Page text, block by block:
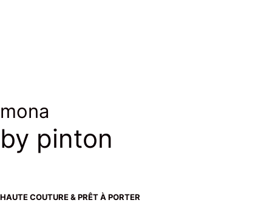
mona
by pinton
HAUTE COUTURE & PRÊT À PORTER